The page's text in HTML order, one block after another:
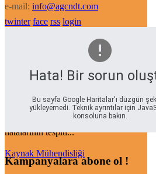
Bilimsel Temeli Yüksek enerjili
elektromanyetik dalgalar...
Manyetik parçacıkla Muayene
Manyetik Parçacıkla Muayene Yüzey
hatalarının tespiti...
Kaynak Mühendisliği
e-mail: info@agcndt.com
twinter face rss login
Hata! Bir sorun
Bu sayfa Google Haritalar'ı düzgün
yükleyemedi. Teknik ayrıntılar için
konsoluna bakın.
Kampanyalara abone ol !